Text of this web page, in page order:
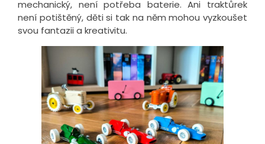
mechanický, není potřeba baterie. Ani traktůrek
není potištěný, děti si tak na něm mohou vyzkoušet
svou fantazii a kreativitu.